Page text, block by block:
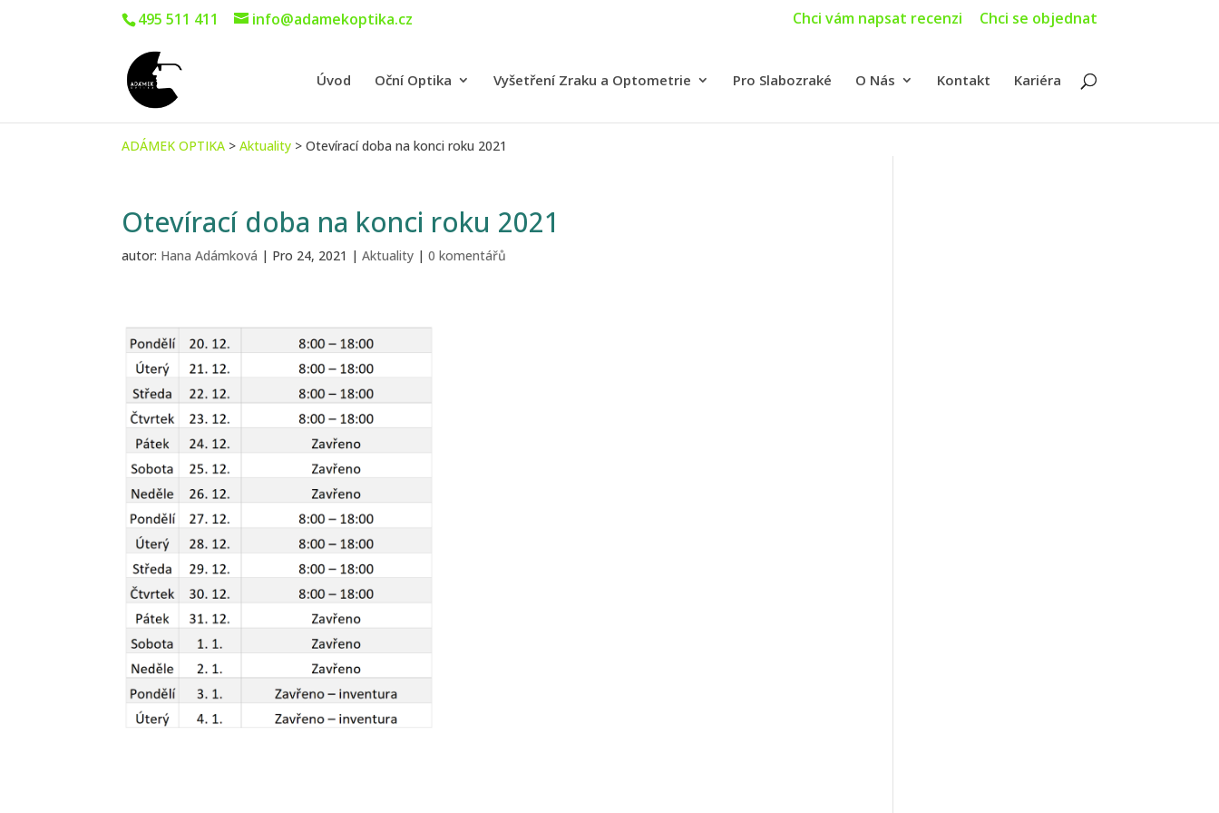
495 511 411 info@adamekoptika.cz Chci vám napsat recenzi Chci se objednat
Úvod Oční Optika Vyšetření Zraku a Optometrie Pro Slabozraké O Nás Kontakt Kariéra
ADÁMEK OPTIKA >Aktuality >Otevírací doba na konci roku 2021
Otevírací doba na konci roku 2021
autor: Hana Adámková | Pro 24, 2021 |Aktuality |0 komentářů